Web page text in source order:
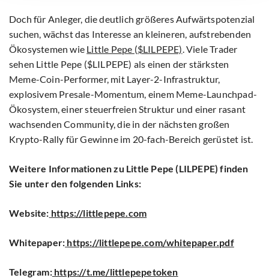
Doch für Anleger, die deutlich größeres Aufwärtspotenzial
suchen, wächst das Interesse an kleineren, aufstrebenden
Ökosystemen wie Little Pepe ($LILPEPE). Viele Trader
sehen Little Pepe ($LILPEPE) als einen der stärksten
Meme-Coin-Performer, mit Layer-2-Infrastruktur,
explosivem Presale-Momentum, einem Meme-Launchpad-
Ökosystem, einer steuerfreien Struktur und einer rasant
wachsenden Community, die in der nächsten großen
Krypto-Rally für Gewinne im 20-fach-Bereich gerüstet ist.
Weitere Informationen zu Little Pepe (LILPEPE) finden
Sie unter den folgenden Links:
Website: https://littlepepe.com
Whitepaper: https://littlepepe.com/whitepaper.pdf
Telegram: https://t.me/littlepepetoken